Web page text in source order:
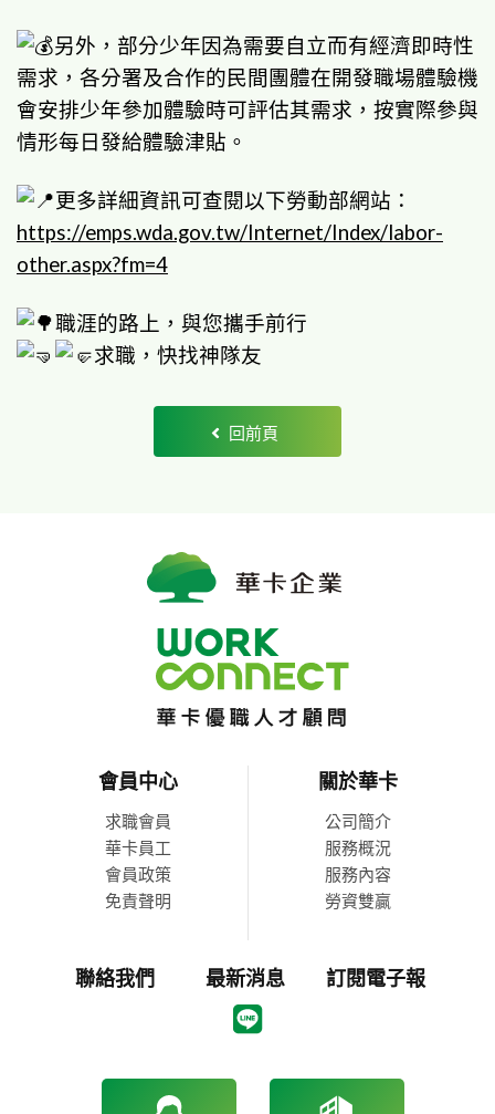
另外，部分少年因為需要自立而有經濟即時性
需求，各分署及合作的民間團體在開發職場體驗機
會安排少年參加體驗時可評估其需求，按實際參與
情形每日發給體驗津貼。
更多詳細資訊可查閱以下勞動部網站：
https://emps.wda.gov.tw/Internet/Index/labor-
other.aspx?fm=4
職涯的路上，與您攜手前行
求職，快找神隊友
回前頁
會員中心
求職會員
華卡員工
會員政策
免責聲明
關於華卡
公司簡介
服務概況
服務內容
勞資雙贏
聯絡我們 最新消息 訂閱電子報